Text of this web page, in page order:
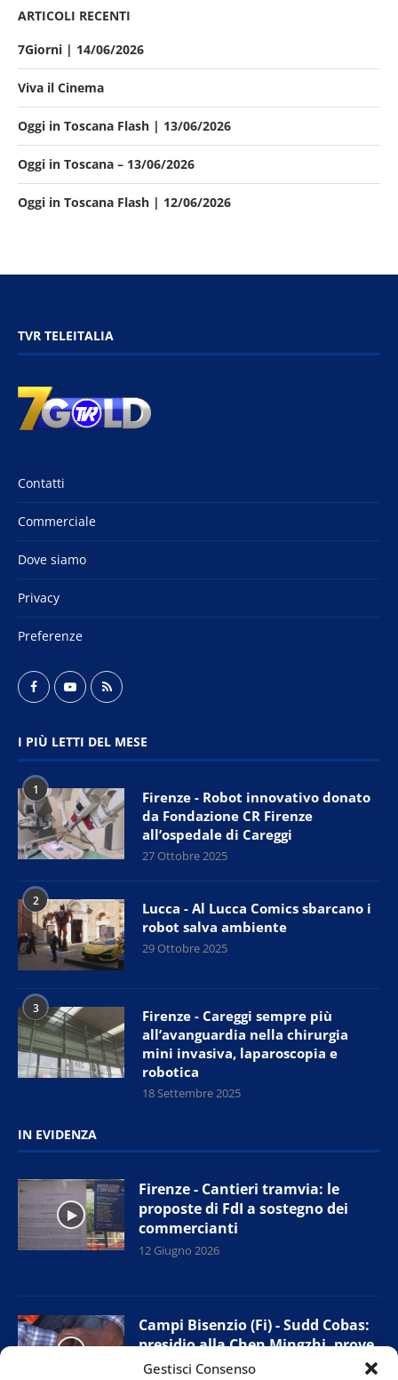
Gestisci Consenso
ARTICOLI RECENTI
7Giorni | 14/06/2026
Viva il Cinema
Oggi in Toscana Flash | 13/06/2026
Oggi in Toscana – 13/06/2026
Oggi in Toscana Flash | 12/06/2026
TVR TELEITALIA
Contatti
Commerciale
Dove siamo
Privacy
Preferenze
I PIÙ LETTI DEL MESE
1
Firenze - Robot innovativo donato
da Fondazione CR Firenze
all’ospedale di Careggi
27 Ottobre 2025
2
Lucca - Al Lucca Comics sbarcano i
robot salva ambiente
29 Ottobre 2025
3
Firenze - Careggi sempre più
all’avanguardia nella chirurgia
mini invasiva, laparoscopia e
robotica
18 Settembre 2025
IN EVIDENZA
Firenze - Cantieri tramvia: le
proposte di FdI a sostegno dei
commercianti
12 Giugno 2026
Campi Bisenzio (Fi) - Sudd Cobas:
presidio alla Chen Mingzhi, prove
di accordo con l’azienda